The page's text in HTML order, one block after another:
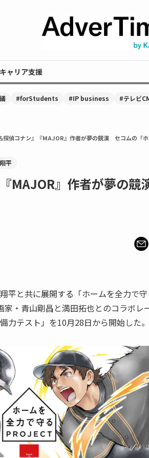
キャリア支援
#forStudents #IP business #テレビ
探偵コナン』『MAJOR』作者が夢の競演 セコムの「ホ
平
MAJOR』作者が夢の
平と共に展開する「ホームを全力で
・青山剛昌と満田拓也とのコラボレ
力テスト」を10月28日から開始した。